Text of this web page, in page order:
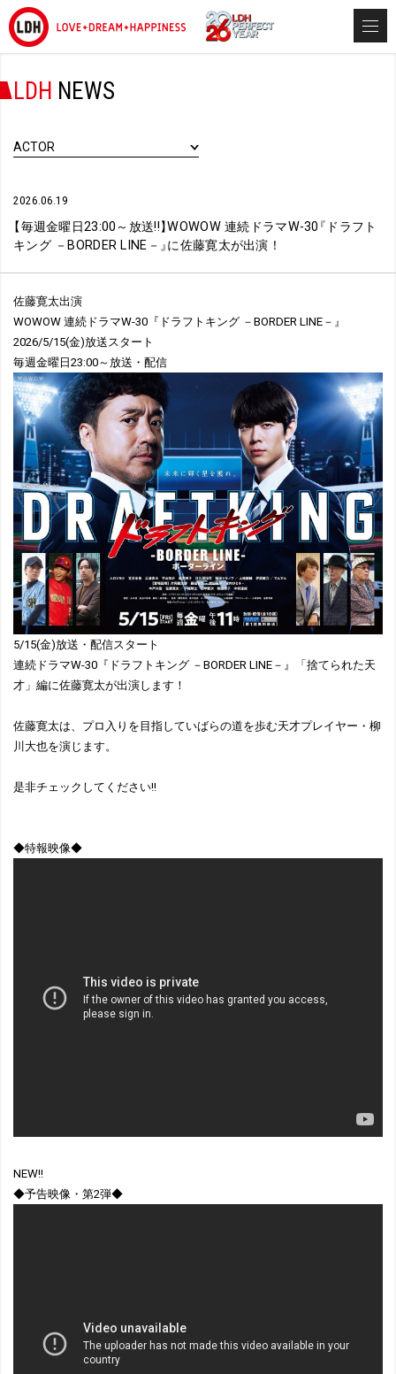
LDH NEWS
ACTOR
2026.06.19
【毎週金曜日23:00～放送!!】WOWOW 連続ドラマW-30『 ドラフト
キング －BORDER LINE－ 』に佐藤寛太が出演！
佐藤寛太出演
WOWOW 連続ドラマW-30『ドラフトキング －BORDER LINE－』
2026/5/15(金)放送スタート
毎週金曜日23:00～放送・配信
5/15(金)放送・配信スタート
連続ドラマW-30『ドラフトキング －BORDER LINE－』「捨てられた天
才」編に佐藤寛太が出演します！
佐藤寛太は、プロ入りを目指していばらの道を歩む天才プレイヤー・柳
川大也を演じます。
是非チェックしてください!!
◆特報映像◆
NEW!!
◆予告映像・第2弾◆